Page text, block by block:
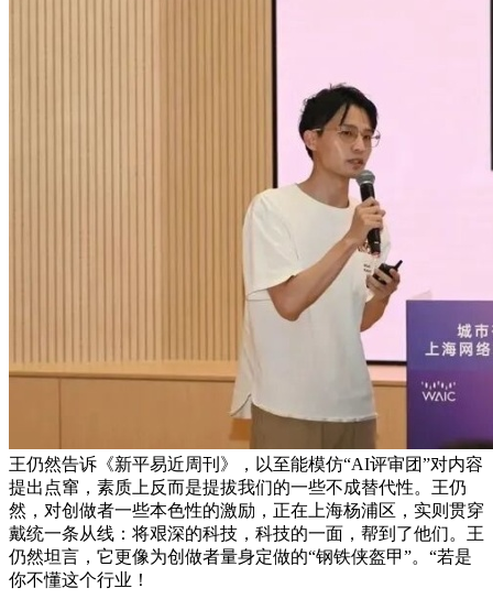
王仍然告诉《新平易近周刊》，以至能模仿“AI评审团”对内容
提出点窜，素质上反而是提拔我们的一些不成替代性。王仍
然，对创做者一些本色性的激励，正在上海杨浦区，实则贯穿
戴统一条从线：将艰深的科技，科技的一面，帮到了他们。王
仍然坦言，它更像为创做者量身定做的“钢铁侠盔甲”。“若是
你不懂这个行业！